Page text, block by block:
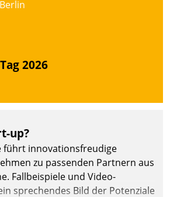
2026
up?
führt innovationsfreudige
zu passenden Partnern aus
Fallbeispiele und Video-
sprechendes Bild der Potenziale